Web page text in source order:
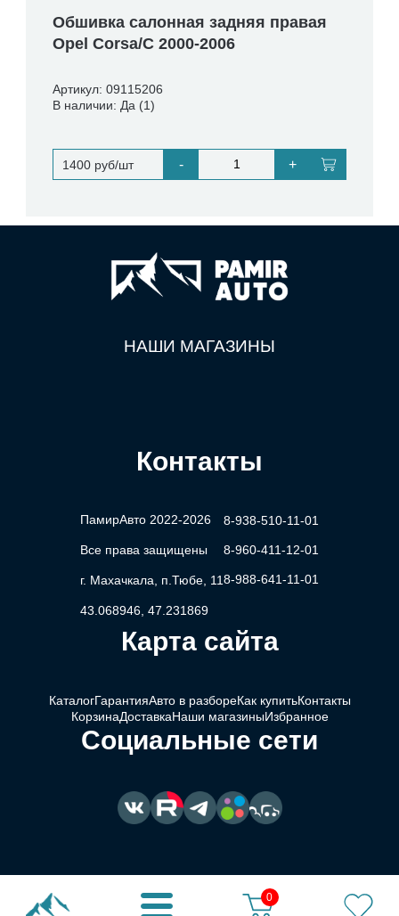
0
Обшивка салонная задняя правая
Opel Corsa/C 2000-2006
Артикул: 09115206
В наличии: Да (1)
1400 руб/шт - +
НАШИ МАГАЗИНЫ
Контакты
ПамирАвто 2022-2026
Все права защищены
г. Махачкала, п.Тюбе, 11
43.068946, 47.231869
8-938-510-11-01
8-960-411-12-01
8-988-641-11-01
Карта сайта
КаталогГарантияАвто в разбореКак купитьКонтакты
КорзинаДоставкаНаши магазиныИзбранное
Социальные сети